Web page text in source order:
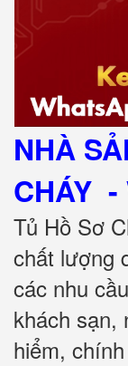
NHÀ
CHÁY -
Tủ Hồ Sơ
chất lượng
các nhu
khách sạn,
hiểm,